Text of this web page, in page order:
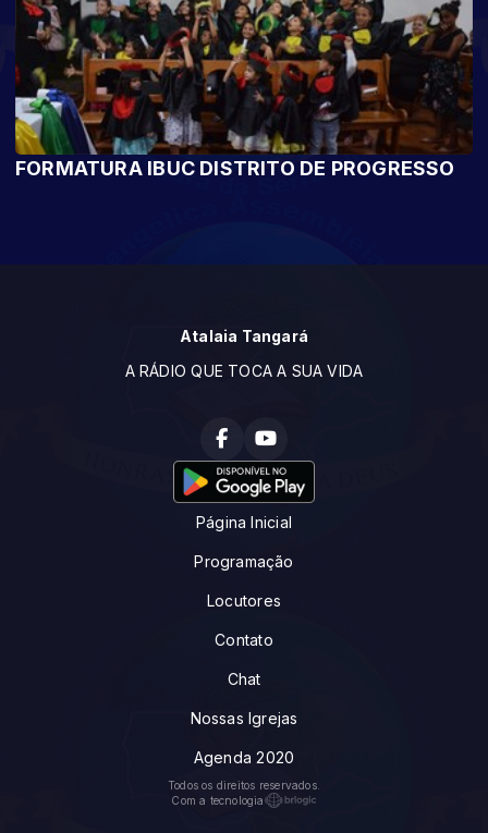
FORMATURA IBUC DISTRITO DE PROGRESSO
Atalaia Tangará
A RÁDIO QUE TOCA A SUA VIDA
Página Inicial
Programação
Locutores
Contato
Chat
Nossas Igrejas
Agenda 2020
Todos os direitos reservados.
Com a tecnologia